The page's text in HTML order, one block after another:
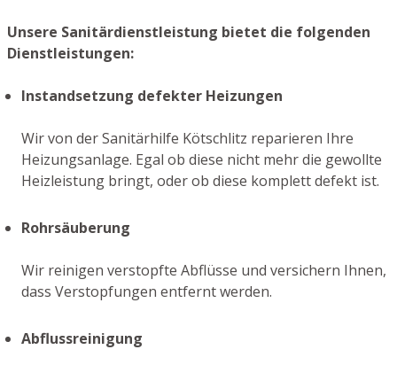
Unsere Sanitärdienstleistung bietet die folgenden
Dienstleistungen:
Instandsetzung defekter Heizungen
Wir von der Sanitärhilfe Kötschlitz reparieren Ihre
Heizungsanlage. Egal ob diese nicht mehr die gewollte
Heizleistung bringt, oder ob diese komplett defekt ist.
Rohrsäuberung
Wir reinigen verstopfte Abflüsse und versichern Ihnen,
dass Verstopfungen entfernt werden.
Abflussreinigung